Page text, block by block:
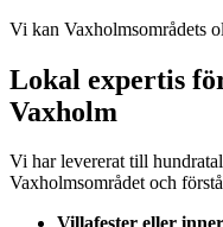
Vi kan Vaxholmsområdets
Lokal expertis
Vaxholm
Vi har levererat till
Vaxholmsområdet och